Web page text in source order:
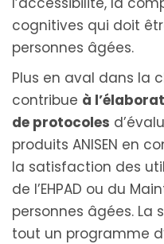
cognitives qui doit
personnes âgées.
Plus en aval dans la
contribue à
de protocoles
produits ANISEN en
la satisfaction des
de l’EHPAD ou du
personnes âgées. La
tout un programme